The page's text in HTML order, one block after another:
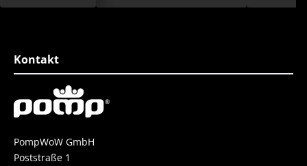
Kontakt
PompWoW GmbH
Poststraße 1